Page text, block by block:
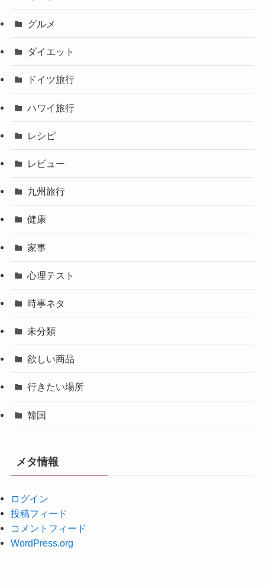
グルメ
ダイエット
ドイツ旅行
ハワイ旅行
レシピ
レビュー
九州旅行
健康
家事
心理テスト
時事ネタ
未分類
欲しい商品
行きたい場所
韓国
メタ情報
ログイン
投稿フィード
コメントフィード
WordPress.org